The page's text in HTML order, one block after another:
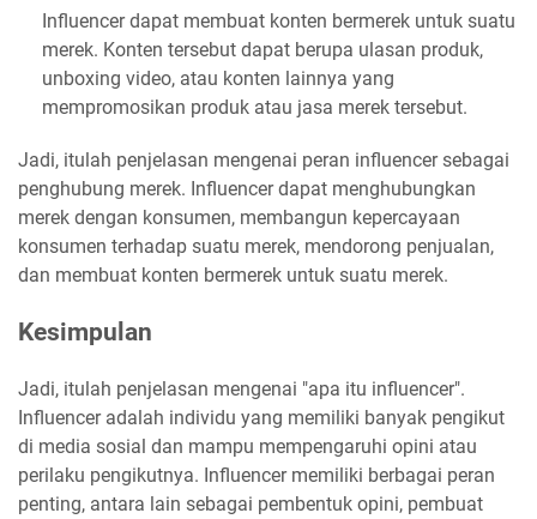
Influencer dapat membuat konten bermerek untuk suatu
merek. Konten tersebut dapat berupa ulasan produk,
unboxing video, atau konten lainnya yang
mempromosikan produk atau jasa merek tersebut.
Jadi, itulah penjelasan mengenai peran influencer sebagai
penghubung merek. Influencer dapat menghubungkan
merek dengan konsumen, membangun kepercayaan
konsumen terhadap suatu merek, mendorong penjualan,
dan membuat konten bermerek untuk suatu merek.
Kesimpulan
Jadi, itulah penjelasan mengenai "apa itu influencer".
Influencer adalah individu yang memiliki banyak pengikut
di media sosial dan mampu mempengaruhi opini atau
perilaku pengikutnya. Influencer memiliki berbagai peran
penting, antara lain sebagai pembentuk opini, pembuat